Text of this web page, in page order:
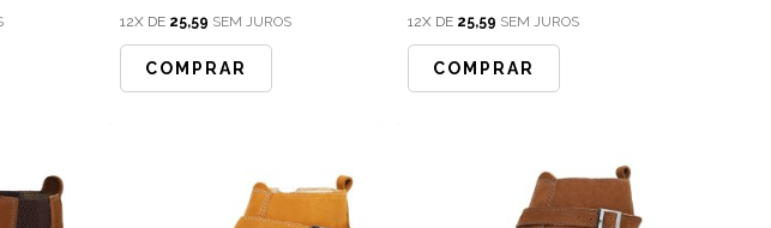
12X DE 25,59 SEM JUROS
COMPRAR
12X DE 25,59 SEM JUROS
COMPRAR